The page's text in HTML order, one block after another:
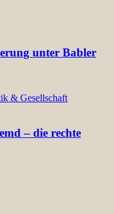
unter Babler
& Gesellschaft
– die rechte